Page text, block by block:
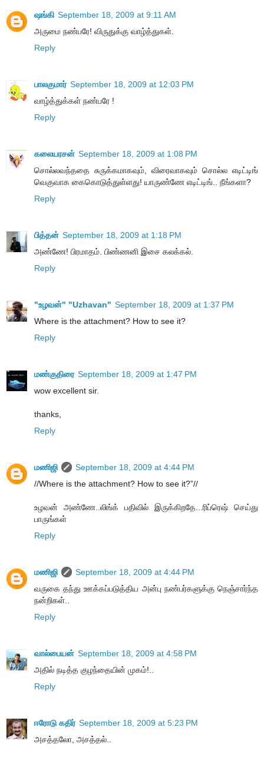
ஷங்கி September 18, 2009 at 9:11 AM
அருமை நண்பரே! விருதுக்கு வாழ்த்துகள்.
Reply
பாலகுமார் September 18, 2009 at 12:03 PM
வாழ்த்துக்கள் நண்பரே !
Reply
கலையரசன் September 18, 2009 at 1:08 PM
சொல்லவந்ததை சுருக்கமாகவும், விரைவாகவும் சொல்ல எடிட்டிங்
வெகுவாக கைகொடுத்துள்ளது! யாருண்ணே எடிட்டிங்.. நீங்களா?
Reply
பித்தன் September 18, 2009 at 1:18 PM
அண்ணே! பிரமாதம். பிண்ணனி இசை கலக்கல்.
Reply
"உழவன்" "Uzhavan" September 18, 2009 at 1:37 PM
Where is the attachment? How to see it?
Reply
மண்குதிரை September 18, 2009 at 1:47 PM
wow excellent sir.
thanks,
Reply
மணிஜி
September 18, 2009 at 4:44 PM
//Where is the attachment? How to see it?”//
உழவன் அண்ணே..லிங்க் பதிவில் இருக்கிறதே...ரிப்ரெஷ் செய்து
பாருங்கள்
Reply
மணிஜி
September 18, 2009 at 4:44 PM
வருகை தந்து ஊக்கப்படுத்திய அன்பு நண்பர்களுக்கு நெஞ்சார்ந்த
நன்றிகள்..
Reply
வால்பையன் September 18, 2009 at 4:58 PM
அதில் நடித்த குழந்தையின் முகம்!..
Reply
ஈரோடு கதிர் September 18, 2009 at 5:23 PM
அசத்தலோ, அசத்தல்..